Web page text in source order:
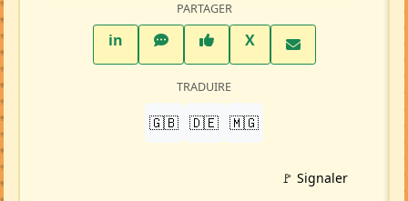
PARTAGER
inLinkedInWhatsAppFacebook
XTwitter X
TRADUIRE
🇬🇧 🇩🇪 🇲🇬
🚩 Signaler